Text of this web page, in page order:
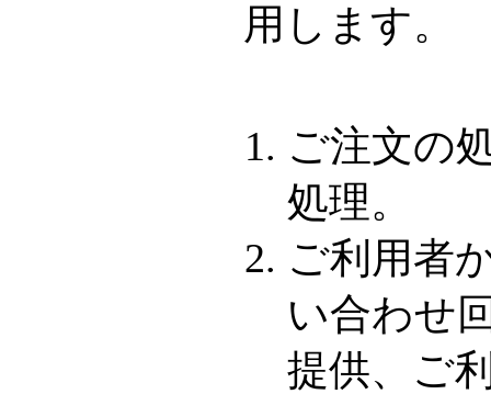
用します。
ご注文の
処理。
ご利用者
い合わせ
提供、ご